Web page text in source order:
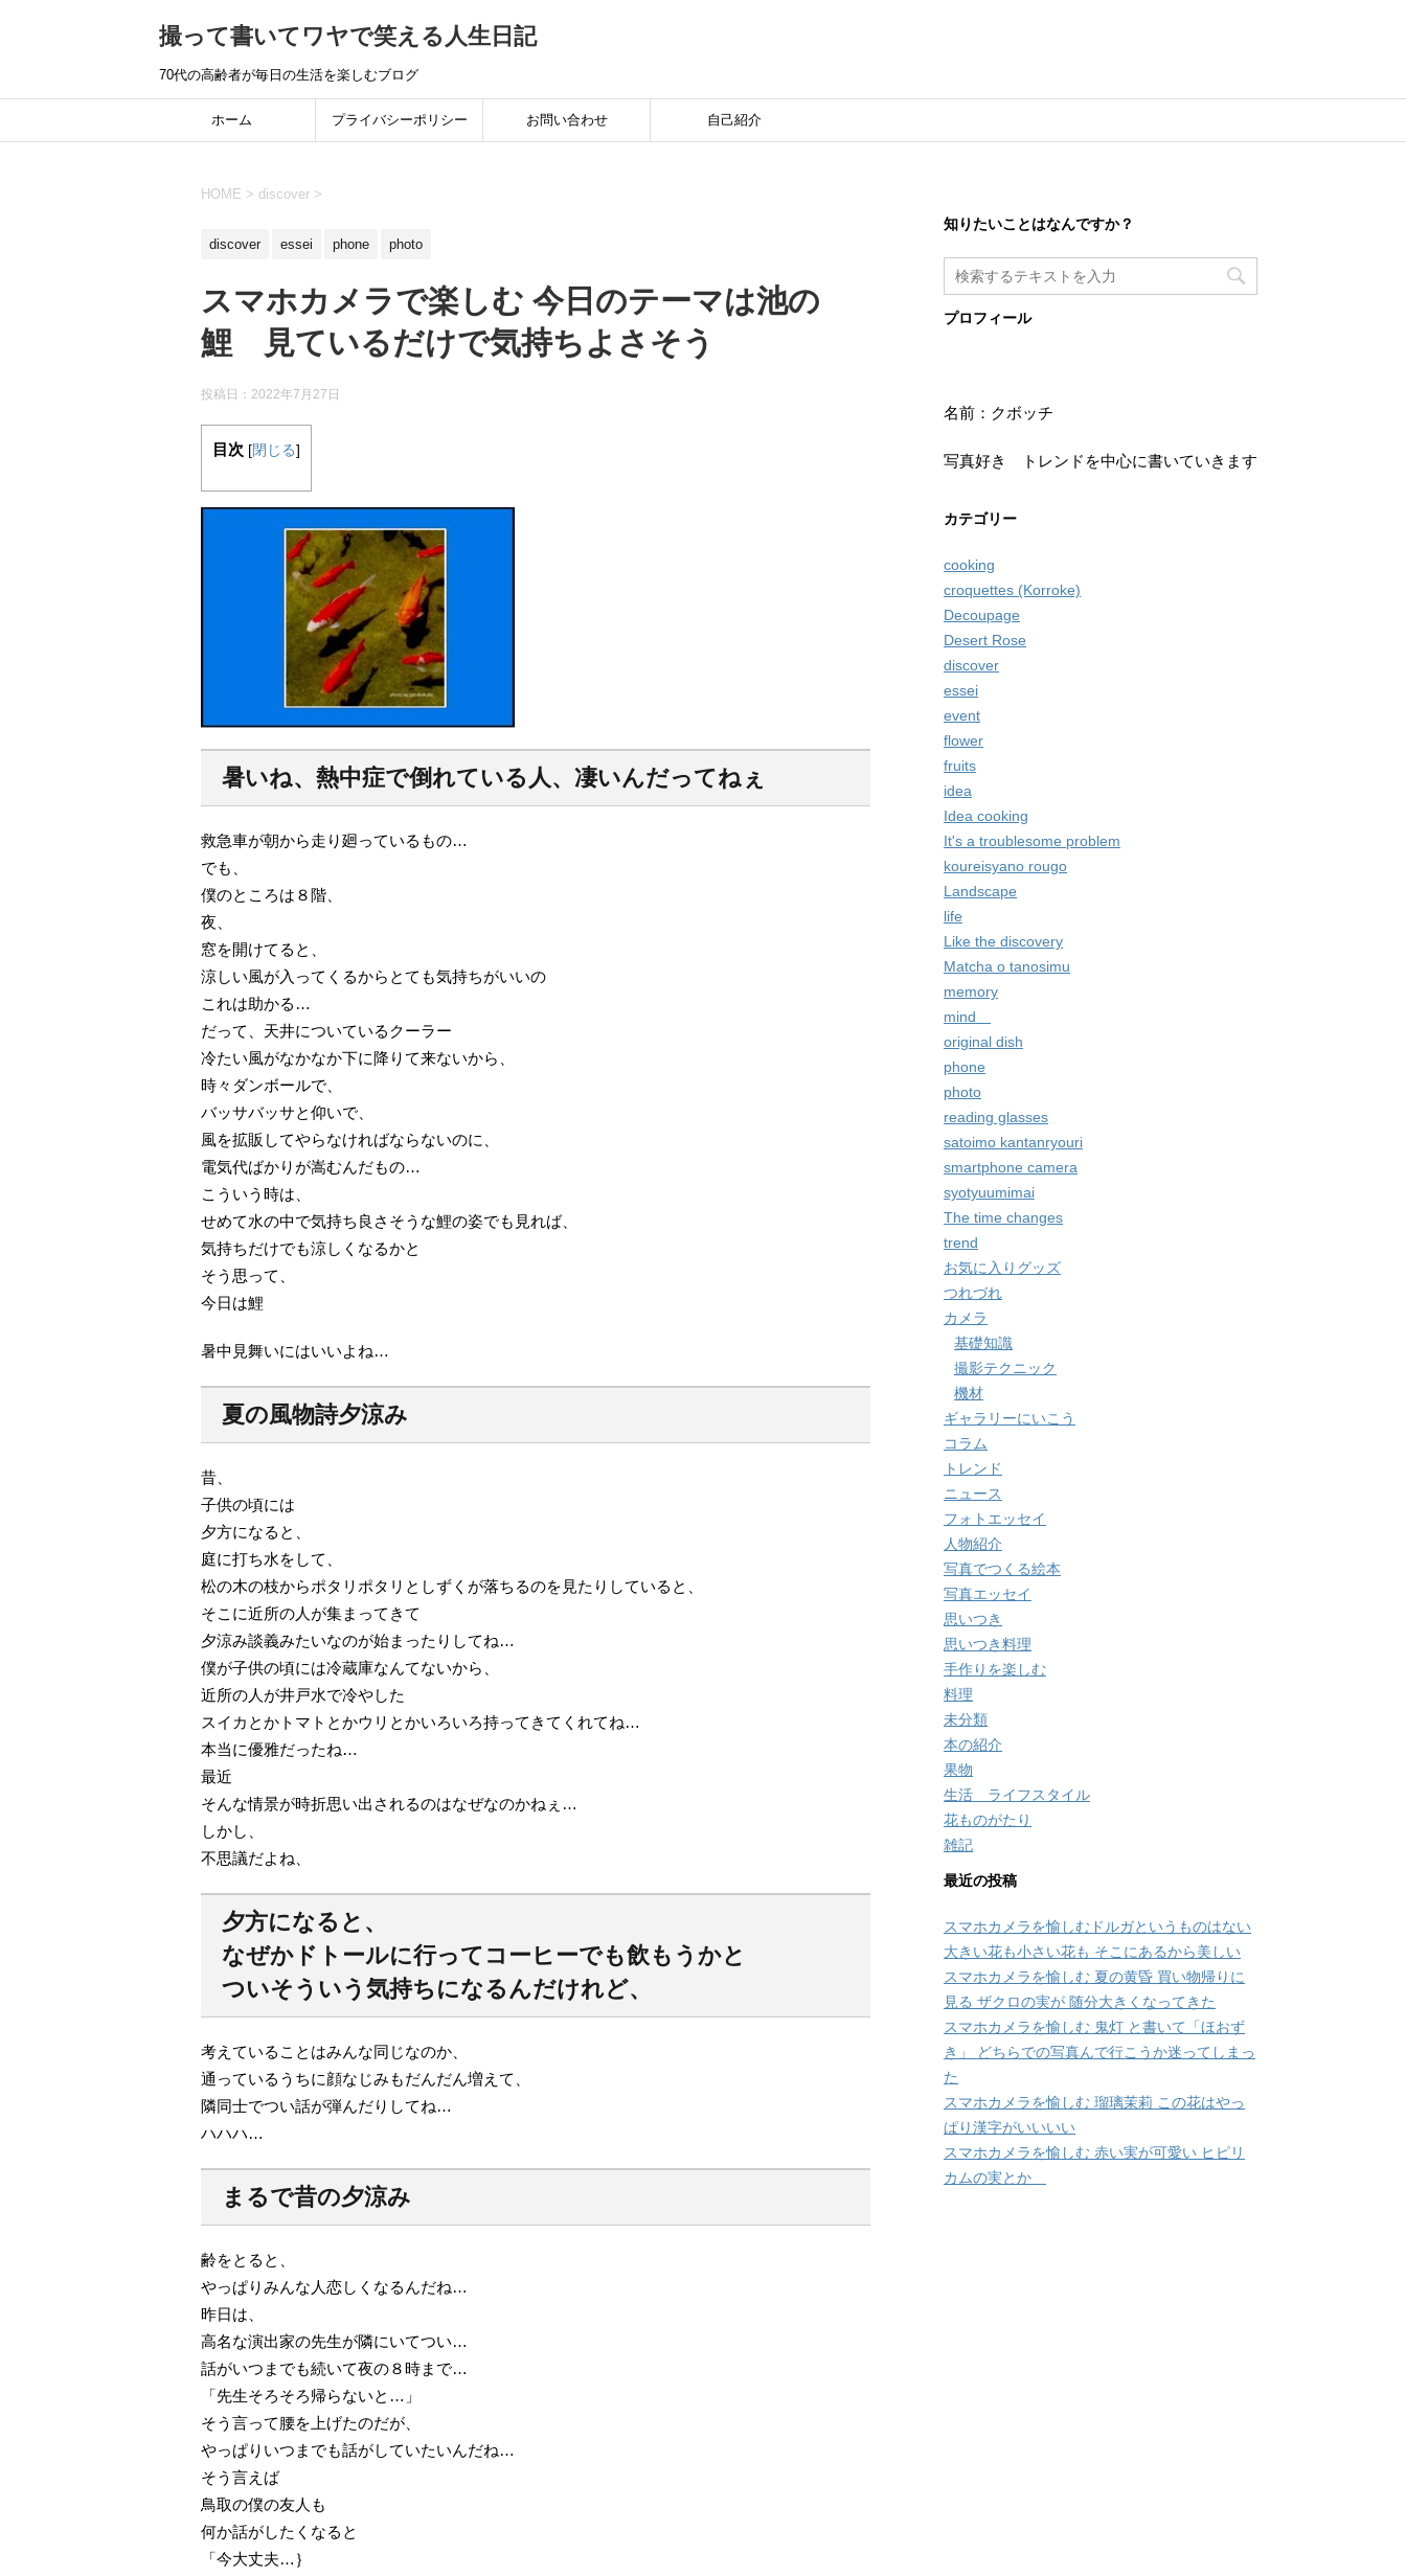
撮って書いてワヤで笑える人生日記
70代の高齢者が毎日の生活を楽しむブログ
ホーム プライバシーポリシー お問い合わせ 自己紹介
HOME > discover >
discover essei phone photo
スマホカメラで楽しむ 今日のテーマは池の
鯉 見ているだけで気持ちよさそう
投稿日： 2022年7月27日
目次 [閉じる]
暑いね、熱中症で倒れている人、凄いんだってねぇ
救急車が朝から走り廻っているもの…
でも、
僕のところは８階、
夜、
窓を開けてると、
涼しい風が入ってくるからとても気持ちがいいの
これは助かる…
だって、天井についているクーラー
冷たい風がなかなか下に降りて来ないから、
時々ダンボールで、
バッサバッサと仰いで、
風を拡販してやらなければならないのに、
電気代ばかりが嵩むんだもの…
こういう時は、
せめて水の中で気持ち良さそうな鯉の姿でも見れば、
気持ちだけでも涼しくなるかと
そう思って、
今日は鯉
暑中見舞いにはいいよね…
夏の風物詩夕涼み
昔、
子供の頃には
夕方になると、
庭に打ち水をして、
松の木の枝からポタリポタリとしずくが落ちるのを見たりしていると、
そこに近所の人が集まってきて
夕涼み談義みたいなのが始まったりしてね…
僕が子供の頃には冷蔵庫なんてないから、
近所の人が井戸水で冷やした
スイカとかトマトとかウリとかいろいろ持ってきてくれてね…
本当に優雅だったね…
最近
そんな情景が時折思い出されるのはなぜなのかねぇ…
しかし、
不思議だよね、
夕方になると、
なぜかドトールに行ってコーヒーでも飲もうかと
ついそういう気持ちになるんだけれど、
考えていることはみんな同じなのか、
通っているうちに顔なじみもだんだん増えて、
隣同士でつい話が弾んだりしてね…
ハハハ…
まるで昔の夕涼み
齢をとると、
やっぱりみんな人恋しくなるんだね…
昨日は、
高名な演出家の先生が隣にいてつい…
話がいつまでも続いて夜の８時まで…
「先生そろそろ帰らないと…」
そう言って腰を上げたのだが、
やっぱりいつまでも話がしていたいんだね…
そう言えば
鳥取の僕の友人も
何か話がしたくなると
「今大丈夫…｝
知りたいことはなんですか？
プロフィール
名前：クボッチ
写真好き トレンドを中心に書いていきます
カテゴリー
cooking
croquettes (Korroke)
Decoupage
Desert Rose
discover
essei
event
flower
fruits
idea
Idea cooking
It's a troublesome problem
koureisyano rougo
Landscape
life
Like the discovery
Matcha o tanosimu
memory
mind
original dish
phone
photo
reading glasses
satoimo kantanryouri
smartphone camera
syotyuumimai
The time changes
trend
お気に入りグッズ
つれづれ
カメラ
基礎知識
撮影テクニック
機材
ギャラリーにいこう
コラム
トレンド
ニュース
フォトエッセイ
人物紹介
写真でつくる絵本
写真エッセイ
思いつき
思いつき料理
手作りを楽しむ
料理
未分類
本の紹介
果物
生活 ライフスタイル
花ものがたり
雑記
最近の投稿
スマホカメラを愉しむドルガというものはない
大きい花も小さい花も そこにあるから美しい
スマホカメラを愉しむ 夏の黄昏 買い物帰りに
見る ザクロの実が 随分大きくなってきた
スマホカメラを愉しむ 鬼灯 と書いて「ほおず
き」 どちらでの写真んで行こうか迷ってしまっ
た
スマホカメラを愉しむ 瑠璃茉莉 この花はやっ
ぱり漢字がいいいい
スマホカメラを愉しむ 赤い実が可愛い ヒピリ
カムの実とか